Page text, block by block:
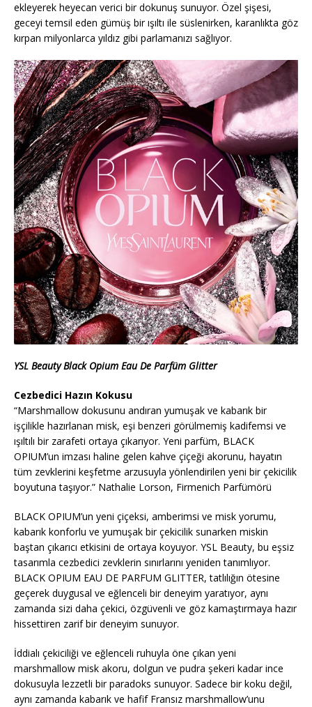
ekleyerek heyecan verici bir dokunuş sunuyor. Özel şişesi,
geceyi temsil eden gümüş bir ışıltı ile süslenirken, karanlıkta göz
kırpan milyonlarca yıldız gibi parlamanızı sağlıyor.
YSL Beauty Black Opium Eau De Parfüm Glitter
Cezbedici Hazın Kokusu
“Marshmallow dokusunu andıran yumuşak ve kabarık bir
işçilikle hazırlanan misk, eşi benzeri görülmemiş kadifemsi ve
ışıltılı bir zarafeti ortaya çıkarıyor. Yeni parfüm, BLACK
OPIUM’un imzası haline gelen kahve çiçeği akorunu, hayatın
tüm zevklerini keşfetme arzusuyla yönlendirilen yeni bir çekicilik
boyutuna taşıyor.” Nathalie Lorson, Firmenich Parfümörü
BLACK OPIUM’un yeni çiçeksi, amberimsi ve misk yorumu,
kabarık konforlu ve yumuşak bir çekicilik sunarken miskin
baştan çıkarıcı etkisini de ortaya koyuyor. YSL Beauty, bu eşsiz
tasarımla cezbedici zevklerin sınırlarını yeniden tanımlıyor.
BLACK OPIUM EAU DE PARFUM GLITTER, tatlılığın ötesine
geçerek duygusal ve eğlenceli bir deneyim yaratıyor, aynı
zamanda sizi daha çekici, özgüvenli ve göz kamaştırmaya hazır
hissettiren zarif bir deneyim sunuyor.
İddialı çekiciliği ve eğlenceli ruhuyla öne çıkan yeni
marshmallow misk akoru, dolgun ve pudra şekeri kadar ince
dokusuyla lezzetli bir paradoks sunuyor. Sadece bir koku değil,
aynı zamanda kabarık ve hafif Fransız marshmallow’unu